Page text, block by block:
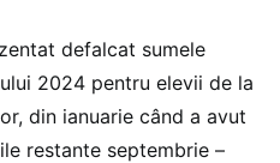
defalcat sumele
2024 pentru elevii de la
din ianuarie când a avut
restante septembrie –